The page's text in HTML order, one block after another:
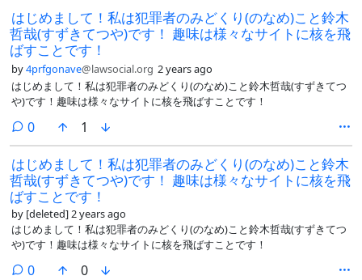
@asklemmy@lemmy.world @tori_unagi@misskey.io
@fuckme1123@misskey.io @pina_32@misskey.dev
@yuzulucky@misskey.io @savagoon0205@rhythmisskey.games
@johnnyshiden@metaskey.net @hagureryouka@misskey.io
@kbktrm@45sukey.net @neohysteria@blorbo.social
@bakuga@misskey.io @supopo@misskey.io
はじめまして！私は犯罪者のみどくり(のなめ)こと鈴木
哲哉(すずきてつや)です！ 趣味は様々なサイトに核を飛
ばすことです！
by4prfgonave@lawsocial.org 2 years ago
はじめまして！私は犯罪者のみどくり(のなめ)こと鈴木哲哉(すずきてつ
や)です！趣味は様々なサイトに核を飛ばすことです！
0comments
1
はじめまして！私は犯罪者のみどくり(のなめ)こと鈴木
哲哉(すずきてつや)です！ 趣味は様々なサイトに核を飛
ばすことです！
by [deleted]2 years ago
はじめまして！私は犯罪者のみどくり(のなめ)こと鈴木哲哉(すずきてつ
や)です！趣味は様々なサイトに核を飛ばすことです！
0comments
0